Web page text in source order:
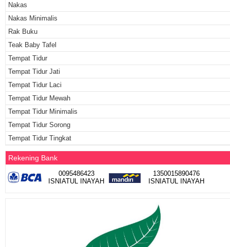
Nakas
Nakas Minimalis
Rak Buku
Teak Baby Tafel
Tempat Tidur
Tempat Tidur Jati
Tempat Tidur Laci
Tempat Tidur Mewah
Tempat Tidur Minimalis
Tempat Tidur Sorong
Tempat Tidur Tingkat
Rekening Bank
0095486423
ISNIATUL INAYAH
1350015890476
ISNIATUL INAYAH